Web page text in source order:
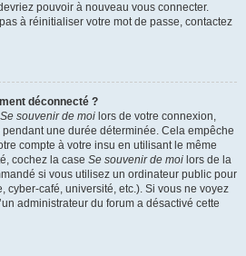
pouvoir à nouveau vous connecter.
à réinitialiser votre mot de passe, contactez
déconnecté ?
Se souvenir de moi lors de votre connexion,
une durée déterminée. Cela empêche
compte à votre insu en utilisant le même
cochez la case Se souvenir de moi lors de la
si vous utilisez un ordinateur public pour
cyber-café, université, etc.). Si vous ne voyez
administrateur du forum a désactivé cette